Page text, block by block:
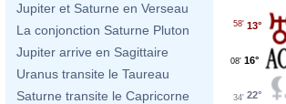
Jupiter et Saturne en Verseau
La conjonction Saturne Pluton
Jupiter arrive en Sagittaire
Uranus transite le Taureau
Saturne transite le Capricorne
13°
58'
16°
08'
22°
34'